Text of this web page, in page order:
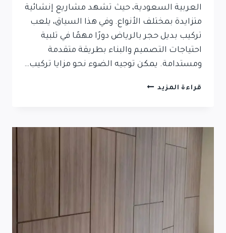
العربية السعودية، حيث تشهد مشاريع إنشائية
متزايدة بمختلف الأنواع. وفي هذا السياق، يلعب
تركيب بديل حجر بالرياض دورًا مهمًا في تلبية
احتياجات التصميم والبناء بطريقة متقدمة
ومستدامة. يمكن توجيه الضوء نحو مزايا تركيب…
قراءة المزيد